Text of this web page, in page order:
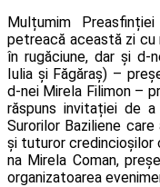
Mulțumim
petreacă această zi cu
în rugăciune, dar și d-
Iulia și Făgăraș) –
d-nei Mirela Filimon –
răspuns invitației de
Surorilor Baziliene
și tuturor credincioșilor
na Mirela Coman,
organizatoarea